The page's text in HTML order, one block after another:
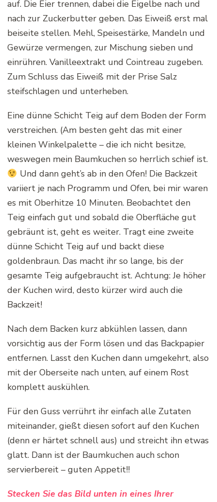
auf. Die Eier trennen, dabei die Eigelbe nach und
nach zur Zuckerbutter geben. Das Eiweiß erst mal
beiseite stellen. Mehl, Speisestärke, Mandeln und
Gewürze vermengen, zur Mischung sieben und
einrühren. Vanilleextrakt und Cointreau zugeben.
Zum Schluss das Eiweiß mit der Prise Salz
steifschlagen und unterheben.
Eine dünne Schicht Teig auf dem Boden der Form
verstreichen. (Am besten geht das mit einer
kleinen Winkelpalette – die ich nicht besitze,
weswegen mein Baumkuchen so herrlich schief ist.
Und dann geht’s ab in den Ofen! Die Backzeit
variiert je nach Programm und Ofen, bei mir waren
es mit Oberhitze 10 Minuten. Beobachtet den
Teig einfach gut und sobald die Oberfläche gut
gebräunt ist, geht es weiter. Tragt eine zweite
dünne Schicht Teig auf und backt diese
goldenbraun. Das macht ihr so lange, bis der
gesamte Teig aufgebraucht ist. Achtung: Je höher
der Kuchen wird, desto kürzer wird auch die
Backzeit!
Nach dem Backen kurz abkühlen lassen, dann
vorsichtig aus der Form lösen und das Backpapier
entfernen. Lasst den Kuchen dann umgekehrt, also
mit der Oberseite nach unten, auf einem Rost
komplett auskühlen.
Für den Guss verrührt ihr einfach alle Zutaten
miteinander, gießt diesen sofort auf den Kuchen
(denn er härtet schnell aus) und streicht ihn etwas
glatt. Dann ist der Baumkuchen auch schon
servierbereit – guten Appetit!!
Stecken Sie das Bild unten in eines Ihrer